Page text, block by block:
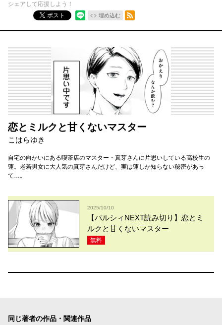
シェアして応援しよう！
ポスト
埋め込む
RSSフィード
恋とミルクと甘くないマスター
こはらゆき
自宅の向かいにある喫茶店のマスター・真芽さんに片思いしている高校生の
蓮。老若男女に大人気の真芽さんだけど、実は蓮しか知らない秘密があっ
て…。
2025/10/10
【パルシィNEXT読み切り】恋とミ
ルクと甘くないマスター
無料
同じ著者の作品・関連作品